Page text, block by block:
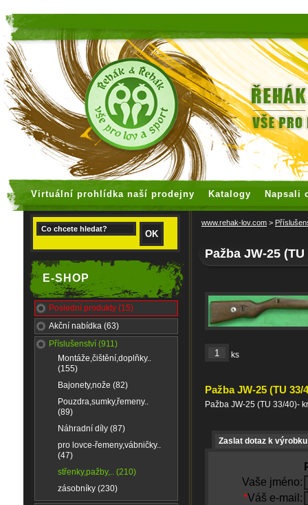
Virtuální prohlídka naší prodejny Katalogy Napsali
E-SHOP
Poslední produkty (15)
Akční nabídka (63)
Příslušenství (911)
Montáže,čištění,doplňky..
(155)
Bajonety,nože (82)
Pouzdra,sumky,řemeny..
(89)
Náhradní díly (87)
pro lovce-řemeny,vábničky..
(47)
střenky,pažby,.. (210)
zásobníky (230)
www.rehak-lov.com >
Pažba JW-25 (TU
ks
Pažba JW-25 (TU 33/
Pažba JW-25 (TU 33/40)-
Zaslat dotaz k výrobku
Vaše jméno:
*Váš e-mail: